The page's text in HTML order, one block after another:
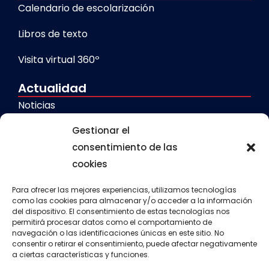
Gestionar el
consentimiento de las
cookies
Para ofrecer las mejores experiencias, utilizamos tecnologías
como las cookies para almacenar y/o acceder a la información
del dispositivo. El consentimiento de estas tecnologías nos
permitirá procesar datos como el comportamiento de
navegación o las identificaciones únicas en este sitio. No
consentir o retirar el consentimiento, puede afectar negativamente
a ciertas características y funciones.
Calendario de escolarización
Libros de texto
Visita virtual 360º
Actualidad
Noticias
Comedor escolar
Calendario escolar
Transporte escolar